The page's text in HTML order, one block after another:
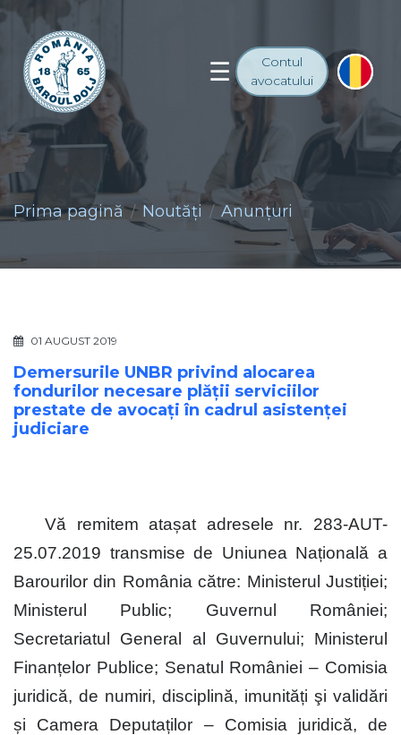
Contul
avocatului
Prima pagină Noutăţi Anunţuri
01 AUGUST 2019
Demersurile UNBR privind alocarea
fondurilor necesare plății serviciilor
prestate de avocați în cadrul asistenței
judiciare
Vă remitem atașat adresele nr. 283-AUT-
25.07.2019 transmise de Uniunea Națională a
Barourilor din România către: Ministerul Justiției;
Ministerul Public; Guvernul României;
Secretariatul General al Guvernului; Ministerul
Finanțelor Publice; Senatul României – Comisia
juridică, de numiri, disciplină, imunități şi validări
și Camera Deputaților – Comisia juridică, de